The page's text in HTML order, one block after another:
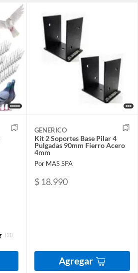
(11)
GENERICO
Kit 2 Soportes Base Pilar 4
Pulgadas 90mm Fierro Acero
4mm
Por MAS SPA
$ 18.990
Agregar